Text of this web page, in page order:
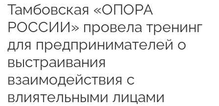
Тамбовская «ОПОРА
РОССИИ» провела тренинг
для предпринимателей о
выстраивания
взаимодействия с
влиятельными лицами